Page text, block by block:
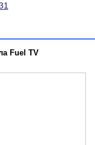
Fuel TV